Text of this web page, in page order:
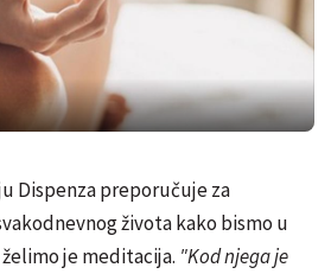
Dispenza preporučuje za
života kako bismo u
je meditacija. "Kod njega je